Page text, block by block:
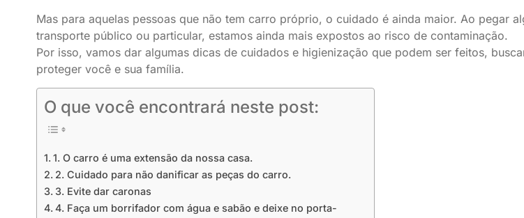
Mas para aquelas pessoas que não tem carro próprio, o cuidado é ainda maior. Ao pegar
transporte público ou particular, estamos ainda mais expostos ao risco de contaminação.
Por isso, vamos dar algumas dicas de cuidados e higienização que podem ser feitos,
proteger você e sua família.
O que você encontrará neste post:
1. O carro é uma extensão da nossa casa.
2. Cuidado para não danificar as peças do carro.
3. Evite dar caronas
4. Faça um borrifador com água e sabão e deixe no porta-